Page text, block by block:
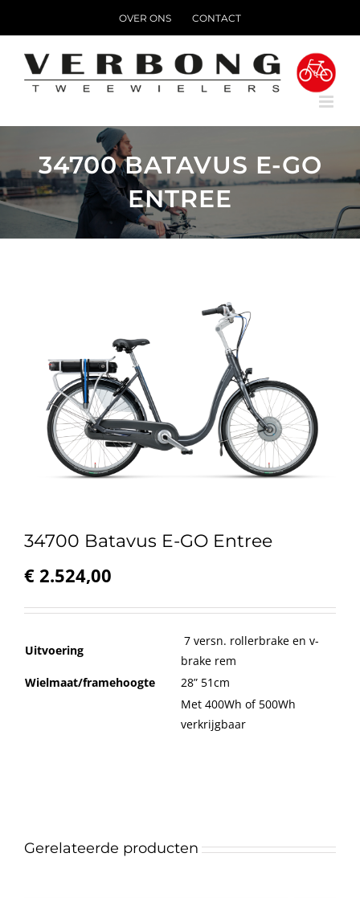
OVER ONS CONTACT
34700 BATAVUS E-GO
ENTREE
34700 Batavus E-GO Entree
€ 2.524,00
Uitvoering
7 versn. rollerbrake en v-
brake rem
Wielmaat/framehoogte
28” 51cm
Met 400Wh of 500Wh
verkrijgbaar
Gerelateerde producten